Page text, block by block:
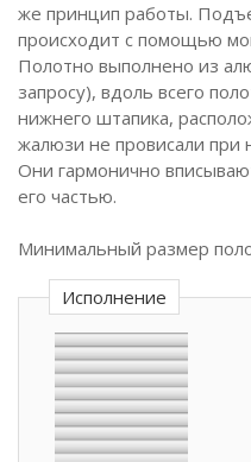
же принцип работы.
происходит с помощью
Полотно выполнено из
запросу), вдоль всего
нижнего штапика,
жалюзи не провисали при
Они гармонично
его частью.
Минимальный размер
Исполнение